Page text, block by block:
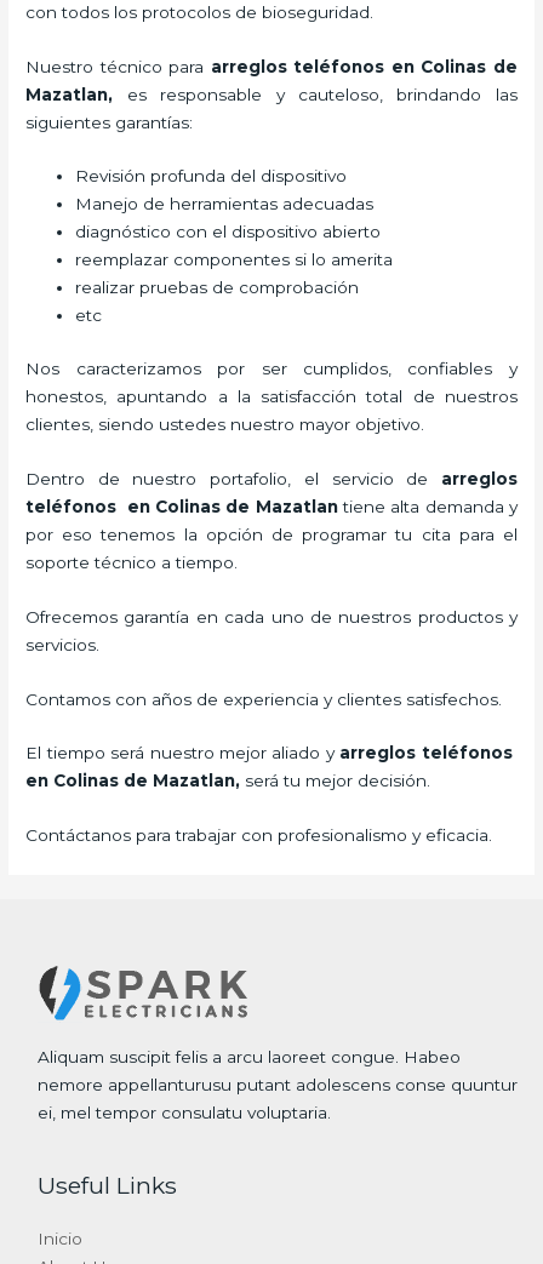
con todos los protocolos de bioseguridad.
Nuestro técnico para arreglos teléfonos en Colinas de
Mazatlan, es responsable y cauteloso, brindando las
siguientes garantías:
Revisión profunda del dispositivo
Manejo de herramientas adecuadas
diagnóstico con el dispositivo abierto
reemplazar componentes si lo amerita
realizar pruebas de comprobación
etc
Nos caracterizamos por ser cumplidos, confiables y
honestos, apuntando a la satisfacción total de nuestros
clientes, siendo ustedes nuestro mayor objetivo.
Dentro de nuestro portafolio, el servicio de arreglos
teléfonos en Colinas de Mazatlantiene alta demanda y
por eso tenemos la opción de programar tu cita para el
soporte técnico a tiempo.
Ofrecemos garantía en cada uno de nuestros productos y
servicios.
Contamos con años de experiencia y clientes satisfechos.
El tiempo será nuestro mejor aliado y arreglos teléfonos
en Colinas de Mazatlan, será tu mejor decisión.
Contáctanos para trabajar con profesionalismo y eficacia.
Aliquam suscipit felis a arcu laoreet congue. Habeo
nemore appellanturusu putant adolescens conse quuntur
ei, mel tempor consulatu voluptaria.
Useful Links
Inicio